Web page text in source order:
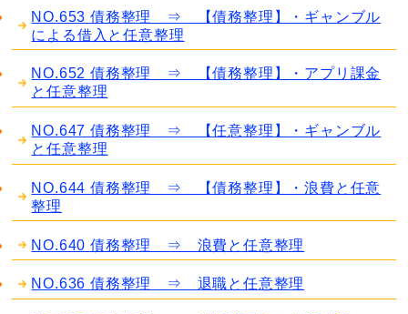
NO.653 債務整理 ⇒ 【債務整理】・ギャンブル
による借入と任意整理
NO.652 債務整理 ⇒ 【債務整理】・アプリ課金
と任意整理
NO.647 債務整理 ⇒ 【任意整理】・ギャンブル
と任意整理
NO.644 債務整理 ⇒ 【債務整理】・浪費と任意
整理
NO.640 債務整理 ⇒ 浪費と任意整理
NO.636 債務整理 ⇒ 退職と任意整理